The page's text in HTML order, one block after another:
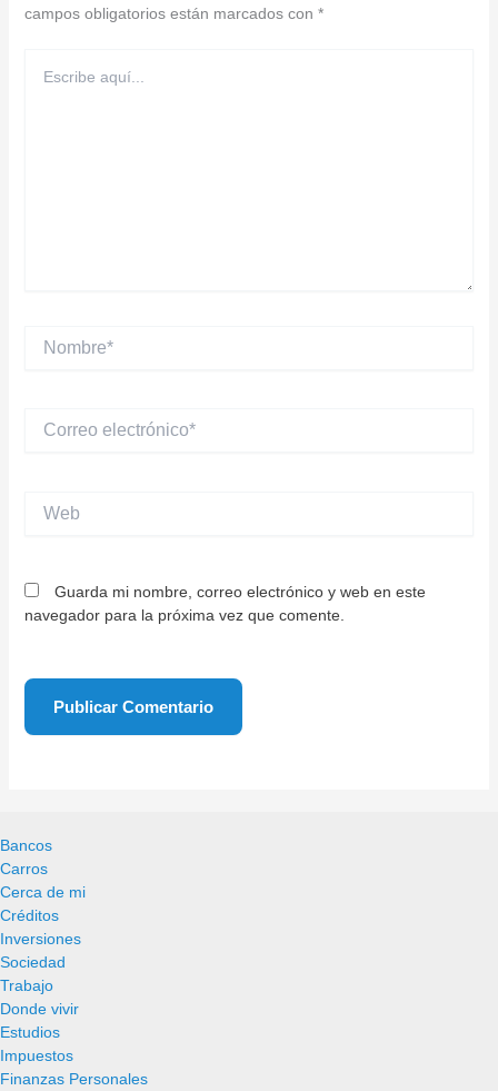
campos obligatorios están marcados con *
aquí...
Correo
electrónico*
Guarda mi nombre, correo electrónico y web en este
navegador para la próxima vez que comente.
Bancos
Carros
Cerca de mi
Créditos
Inversiones
Sociedad
Trabajo
Donde vivir
Estudios
Impuestos
Finanzas Personales